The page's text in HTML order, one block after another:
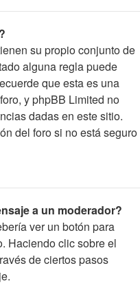
su propio conjunto de
alguna regla puede
que esta es una
y phpBB Limited no
dadas en este sitio.
del foro si no está seguro
a un moderador?
ver un botón para
Haciendo clic sobre el
de ciertos pasos